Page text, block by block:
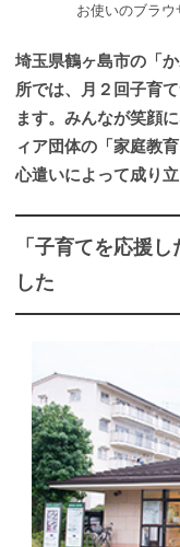
お使いのブラ
埼玉県鶴ヶ島市の「
所では、月２回子育
ます。みんなが笑顔
ィア団体の「家庭教
心遣いによって成り立
「子育てを応援
した